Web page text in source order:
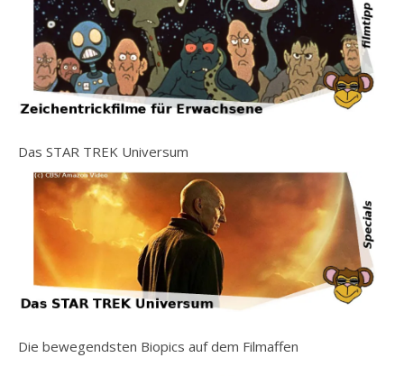
Das STAR TREK Universum
Die bewegendsten Biopics auf dem Filmaffen